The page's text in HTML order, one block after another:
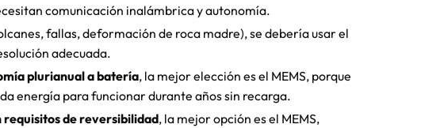
comunicación inalámbrica y autonomía.
fallas, deformación de roca madre), se debería usar el
adecuada.
plurianual a batería, la mejor elección es el MEMS, porque
energía para funcionar durante años sin recarga.
requisitos de reversibilidad, la mejor opción es el MEMS,